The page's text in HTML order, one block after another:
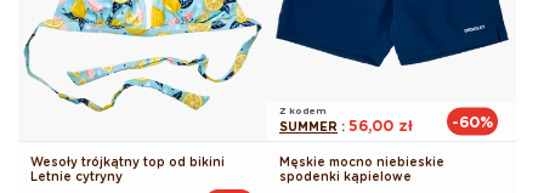
Wesoły trójkątny top od bikini
Letnie cytryny
Z kodem
SUMMER : 56,00 zł -60%
Męskie mocno niebieskie
spodenki kąpielowe